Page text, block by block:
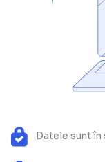
Datele sunt în